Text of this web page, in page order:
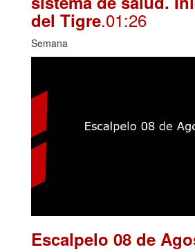
del Tigre.01:26
Semana
Escalpelo 08 de